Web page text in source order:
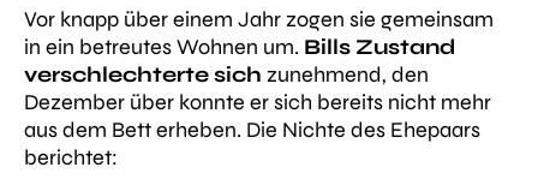
Vor knapp über einem Jahr zogen sie gemeinsam
in ein betreutes Wohnen um. Bills Zustand
verschlechterte sich zunehmend, den
Dezember über konnte er sich bereits nicht mehr
aus dem Bett erheben. Die Nichte des Ehepaars
berichtet: